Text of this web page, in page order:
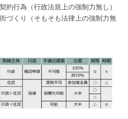
約行為（行政法規上の強制力無し）
づくり（そもそも法律上の強制力無